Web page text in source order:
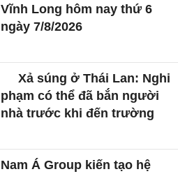
Vĩnh Long hôm nay thứ 6
ngày 7/8/2026
Xả súng ở Thái Lan: Nghi
phạm có thể đã bắn người
nhà trước khi đến trường
Nam Á Group kiến tạo hệ